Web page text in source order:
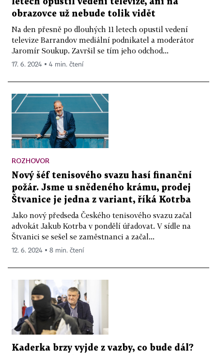
obrazovce už nebude tolik vidět
Na den přesně po dlouhých 11 letech opustil vedení
televize Barrandov mediální podnikatel a moderátor
Jaromír Soukup. Završil se tím jeho odchod...
17. 6. 2024 ▪ 4 min. čtení
ROZHOVOR
Nový šéf tenisového svazu hasí finanční
požár. Jsme u snědeného krámu, prodej
Štvanice je jedna z variant, říká Kotrba
Jako nový předseda Českého tenisového svazu začal
advokát Jakub Kotrba v pondělí úřadovat. V sídle na
Štvanici se sešel se zaměstnanci a začal...
12. 6. 2024 ▪ 8 min. čtení
Kaderka brzy vyjde z vazby, co bude dál?